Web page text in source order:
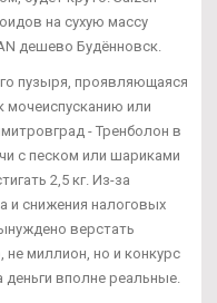
на сухую массу
дешево Будённовск.
пузыря, проявляющаяся
или
- Тренболон в
с песком или шариками
2,5 кг. Из-за
и снижения налоговых
верстать
миллион, но и конкурс
деньги вполне реальные.